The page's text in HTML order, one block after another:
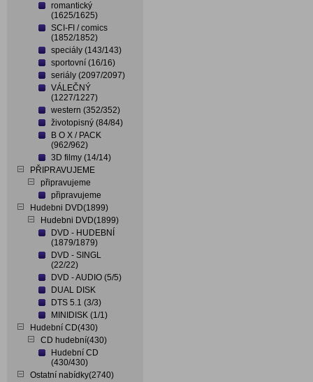
romantický
(1625/1625)
SCI-FI / comics
(1852/1852)
speciály (143/143)
sportovní (16/16)
seriály (2097/2097)
VÁLEČNÝ
(1227/1227)
western (352/352)
životopisný (84/84)
B O X / PACK
(962/962)
3D filmy (14/14)
PŘIPRAVUJEME
připravujeme
připravujeme
Hudebni DVD(1899)
Hudebni DVD(1899)
DVD - HUDEBNÍ
(1879/1879)
DVD - SINGL
(22/22)
DVD - AUDIO (5/5)
DUAL DISK
DTS 5.1 (3/3)
MINIDISK (1/1)
Hudební CD(430)
CD hudební(430)
Hudební CD
(430/430)
Ostatní nabídky(2740)